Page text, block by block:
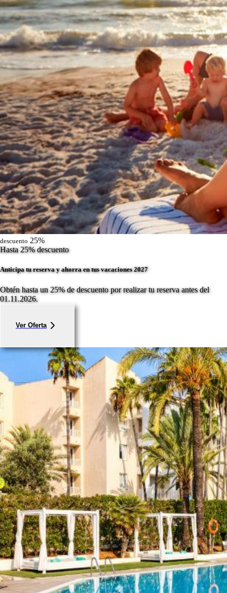
descuento 25%
Hasta 25% descuento
Anticipa tu reserva y ahorra en tus vacaciones 2027
Obtén hasta un 25% de descuento por realizar tu reserva antes del
01.11.2026.
Ver Oferta